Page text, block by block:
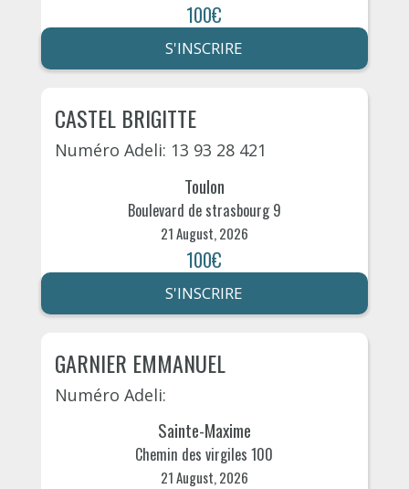
100€
S'INSCRIRE
CASTEL BRIGITTE
Numéro Adeli: 13 93 28 421
Toulon
Boulevard de strasbourg 9
21 August, 2026
100€
S'INSCRIRE
GARNIER EMMANUEL
Numéro Adeli:
Sainte-Maxime
Chemin des virgiles 100
21 August, 2026